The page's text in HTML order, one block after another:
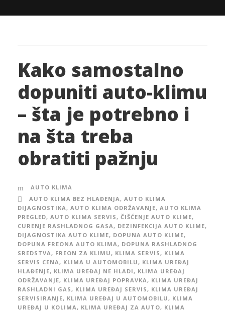
Kako samostalno
dopuniti auto-klimu
– šta je potrebno i
na šta treba
obratiti pažnju
AUTO KLIMA
AUTO KLIMA BEZ HLAĐENJA, AUTO KLIMA
DIJAGNOSTIKA, AUTO KLIMA ODRŽAVANJE, AUTO KLIMA
PREGLED, AUTO KLIMA SERVIS, ČIŠĆENJE AUTO KLIME,
CURENJE RASHLADNOG GASA, DEZINFEKCIJA AUTO KLIME,
DIJAGNOSTIKA AUTO KLIME, DOPUNA AUTO KLIME,
DOPUNA FREONA AUTO KLIMA, DOPUNA RASHLADNOG
SREDSTVA, FREON ZA KLIMU, KLIMA SERVIS, KLIMA
SERVIS CENA, KLIMA U AUTOMOBILU, KLIMA UREĐAJ
HLAĐENJE, KLIMA UREĐAJ NE HLADI, KLIMA UREĐAJ
ODRŽAVANJE, KLIMA UREĐAJ POPRAVKA, KLIMA UREĐAJ
RASHLADNI GAS, KLIMA UREĐAJ SERVIS, KLIMA UREĐAJ
SERVISIRANJE, KLIMA UREĐAJ U AUTOMOBILU, KLIMA
UREĐAJ U KOLIMA, KLIMA UREĐAJ ZA AUTO, KLIMA